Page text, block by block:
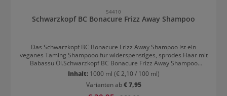
54410
Schwarzkopf BC Bonacure Frizz Away Shampoo
Das Schwarzkopf BC Bonacure Frizz Away Shampoo ist ein
veganes Taming Shampooo für widerspenstiges, sprödes Haar mit
Babassu Öl.Schwarzkopf BC Bonacure Frizz Away Shampoo
WirkungWiderspenstiges Haar braucht eine Extraportion Pflege,
die das Haar nicht beschwert oder austrocknet. Das Frizz Away
Shampoo reinigt das Haar sanft, glättet die Haaroberfläche und
Inhalt: 1000 ml (€ 2,10 / 100 ml)
Varianten ab€ 7,95